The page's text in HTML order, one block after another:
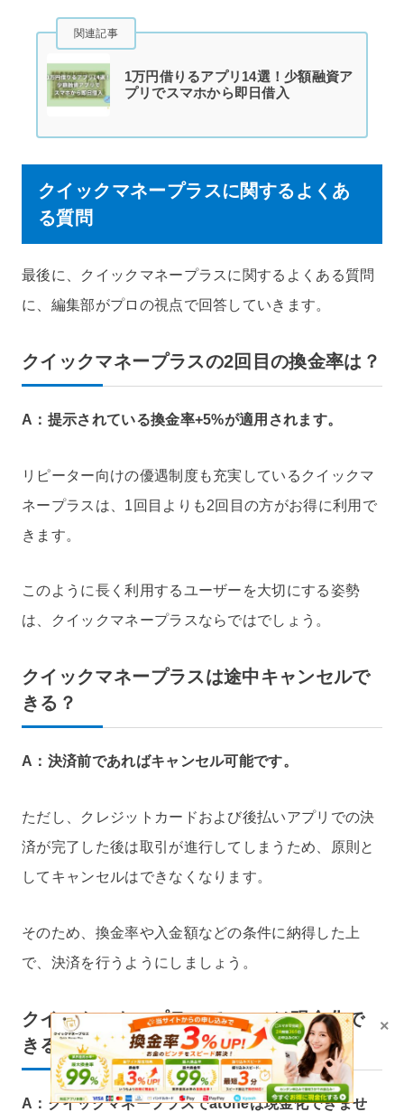
関連記事
1万円借りるアプリ14選！少額融資ア
プリでスマホから即日借入
クイックマネープラスに関するよくあ
る質問
最後に、クイックマネープラスに関するよくある質問
に、編集部がプロの視点で回答していきます。
クイックマネープラスの2回目の換金率は？
A：提示されている換金率+5%が適用されます。
リピーター向けの優遇制度も充実しているクイックマ
ネープラスは、1回目よりも2回目の方がお得に利用で
きます。
このように長く利用するユーザーを大切にする姿勢
は、クイックマネープラスならではでしょう。
クイックマネープラスは途中キャンセルで
きる？
A：決済前であればキャンセル可能です。
ただし、クレジットカードおよび後払いアプリでの決
済が完了した後は取引が進行してしまうため、原則と
してキャンセルはできなくなります。
そのため、換金率や入金額などの条件に納得した上
で、決済を行うようにしましょう。
クイックマネープラスでatoneは現金化で
きる？
A：クイックマネープラスでatoneは現金化できませ
×